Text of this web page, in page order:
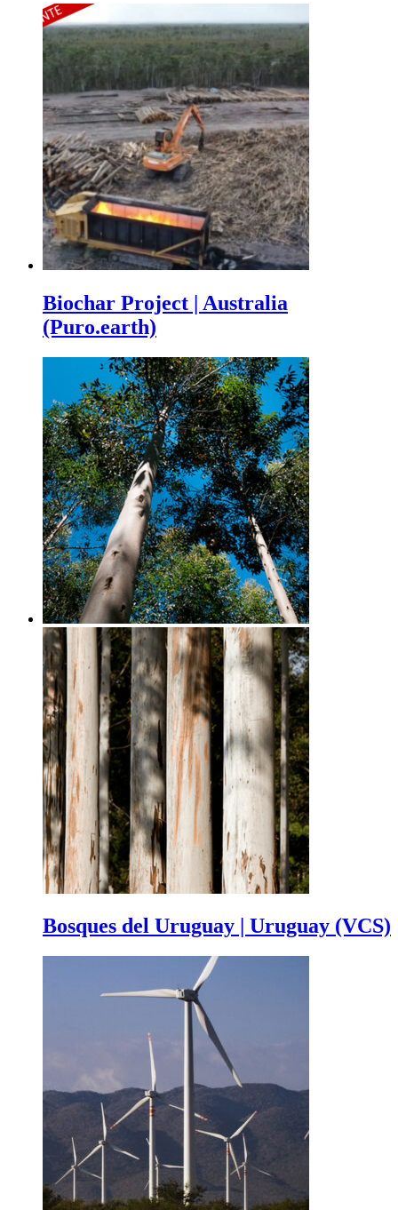
Biochar Project | Australia
(Puro.earth)
Bosques del Uruguay | Uruguay (VCS)